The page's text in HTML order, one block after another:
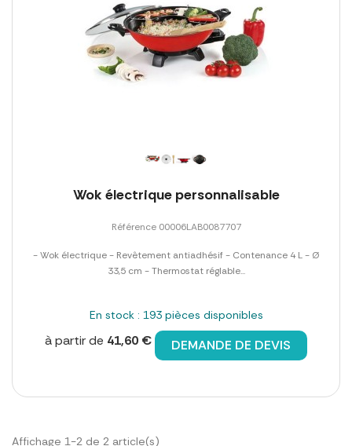
Wok électrique personnalisable
Référence 00006LAB0087707
- Wok électrique - Revêtement antiadhésif - Contenance 4 L - Ø
33,5 cm - Thermostat réglable...
En stock : 193 pièces disponibles
à partir de 41,60 € DEMANDE DE DEVIS
Affichage 1-2 de 2 article(s)